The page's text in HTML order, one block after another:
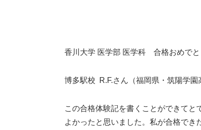
香川大学 医学部 医学科 合格おめでと
博多駅校 R.F.さん（福岡県・筑陽学園
この合格体験記を書くことができてと
よかったと思いました。私が合格でき